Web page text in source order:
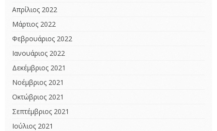
Απρίλιος 2022
Μάρτιος 2022
Φεβρουάριος 2022
Ιανουάριος 2022
Δεκέμβριος 2021
Νοέμβριος 2021
Οκτώβριος 2021
Σεπτέμβριος 2021
Ιούλιος 2021